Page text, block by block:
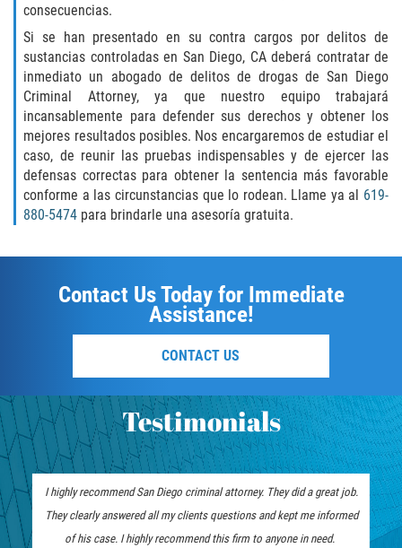
consecuencias.
Si se han presentado en su contra cargos por delitos de
sustancias controladas en San Diego, CA deberá contratar de
inmediato un abogado de delitos de drogas de San Diego
Criminal Attorney, ya que nuestro equipo trabajará
incansablemente para defender sus derechos y obtener los
mejores resultados posibles. Nos encargaremos de estudiar el
caso, de reunir las pruebas indispensables y de ejercer las
defensas correctas para obtener la sentencia más favorable
conforme a las circunstancias que lo rodean. Llame ya al 619-
880-5474 para brindarle una asesoría gratuita.
Contact Us Today for Immediate
Assistance!
CONTACT US
Testimonials
I highly recommend San Diego criminal attorney. They did a great job.
They clearly answered all my clients questions and kept me informed
of his case. I highly recommend this firm to anyone in need.